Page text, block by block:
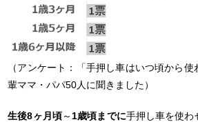
（アンケート：「手押し車はいつ頃から
輩ママ・パパ50人に聞きました）
生後8ヶ月頃～ 1歳頃までに手押し車を使わ